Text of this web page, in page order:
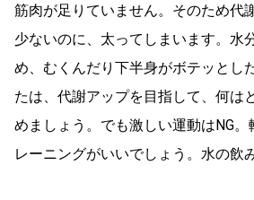
筋肉が足りていません。そのため代
少ないのに、太ってしまいます。水
め、むくんだり下半身がボテッとし
たは、代謝アップを目指して、何は
めましょう。でも激しい運動はNG。
レーニングがいいでしょう。水の飲